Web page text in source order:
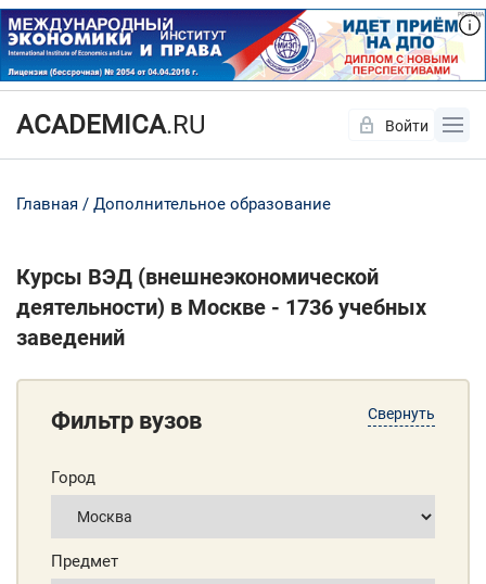
ACADEMICA.RU Войти
Главная Дополнительное образование
Курсы ВЭД (внешнеэкономической
деятельности) в Москве - 1736 учебных
заведений
Свернуть
Фильтр вузов
Город
Предмет
Да Нет